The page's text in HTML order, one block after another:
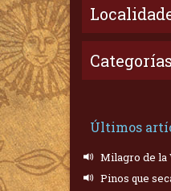
Últimos
Milagro de la
Pinos que